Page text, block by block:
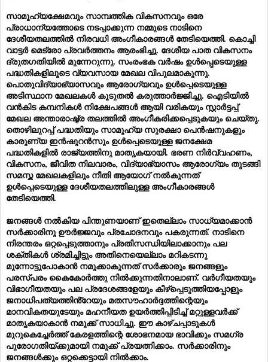
സാമൂഹ്യക്ഷേമവും സാമ്പത്തിക വികസനവും ഒരേ
പ്രാധാന്യത്തോടെ നടപ്പാക്കുന്ന നമ്മുടെ നാടിനെ
ദേശീയതലത്തിൽ നിരവധി അംഗീകാരങ്ങൾ തേടിയെത്തി. കൊച്ചി
വാട്ടർ മെട്രോ പ്രവർത്തനം ആരംഭിച്ചു. ദേശീയ പാത വികസനം
ദ്രുതഗതിയിൽ മുന്നേറുന്നു. സംരംഭക വർഷം ഉൾപ്പെടെയുള്ള
പദ്ധതികളിലൂടെ വ്യവസായ മേഖല വിപുലമാകുന്നു.
പൊതുവിദ്യാഭ്യാസവും ആരോഗ്യവും ഉൾപ്പെടെയുള്ള
അടിസ്ഥാന മേഖലകൾ കൂടുതൽ കരുത്താർജ്ജിച്ചു. ഐടിയിൽ
വൻകിട കമ്പനികൾ നിക്ഷേപങ്ങൾ ആയി വരികയും സ്റ്റാർട്ടപ്പ്
മേഖല അന്താരാഷ്ട്ര തലത്തിൽ അംഗീകരിക്കപ്പെടുകയും ചെയ്തു.
തൊഴിലുറപ്പ് പദ്ധതിയും സാമൂഹ്യ സുരക്ഷാ പെൻഷനുകളും
കാരുണ്യ ഇൻഷുറൻസും ഉൾപ്പെടെയുള്ള ജനക്ഷേമ
പദ്ധതികളിൽ രാജ്യത്തിനു മാതൃകയായി. ഭരണ നിർവ്വഹണം,
വികസനം, ജീവിത നിലവാരം, വിദ്യാഭ്യാസം ആരോഗ്യം തുടങ്ങി
സമസ്ത മേഖലകളിലും നീതി ആയോഗ് നൽകുന്നത്
ഉൾപ്പെടെയുള്ള ദേശീയതലത്തിലുള്ള അംഗീകാരങ്ങൾ
തേടിയെത്തി.
ജനങ്ങൾ നൽകിയ പിന്തുണയാണ് ഇതെല്ലാം സാധ്യമാക്കാൻ
സർക്കാരിനു ഊർജ്ജവും പ്രചോദനവും പകരുന്നത്. നാടിനെ
നിരന്തരം ഒറ്റപ്പെടുത്താനും പ്രതിസന്ധിയിലാക്കാനും പല
ശക്തികൾ ശ്രമിച്ചിട്ടും അതിനെയെല്ലാം മറികടന്നു
മുന്നോട്ടുപോകാൻ നമുക്കാകുന്നത് സർക്കാരും ജനങ്ങളും
പരസ്പരം കൈകോർത്തു നിൽക്കുന്നതിനാലാണ്. വർഗീയതയും
വിഭാഗീയതയും പല പ്രദേശങ്ങളേയും കീഴ്പ്പെടുത്തിയപ്പോളും
ജനാധിപത്യത്തിൻ്റേയും മതസൗഹാർദ്ദത്തിന്റെയും
മാനവികതയുടേയും മഹനീയത ഉയർത്തിപ്പിടിച്ച് മറ്റുള്ളവർക്ക്
മാതൃകയാകാൻ നമുക്ക് സാധിച്ചു. ഈ കാഴ്ചപ്പാടുകൾ
മുറുകെച്ചേർത്ത് കേരളത്തിന്റെ ശോഭനമായ ഭാവിക്കും സമഗ്ര
പുരോഗതിയ്ക്കുമായി നമുക്ക് പ്രയത്നിക്കാം. സർക്കാരിനും
ജനങ്ങൾക്കും ഒറ്റക്കെട്ടായി നിൽക്കാം.